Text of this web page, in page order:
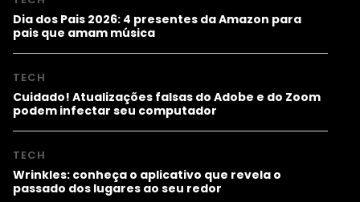
Dia dos Pais 2026: 4 presentes da Amazon para
pais que amam música
TECH
Cuidado! Atualizações falsas do Adobe e do Zoom
podem infectar seu computador
TECH
Wrinkles: conheça o aplicativo que revela o
passado dos lugares ao seu redor